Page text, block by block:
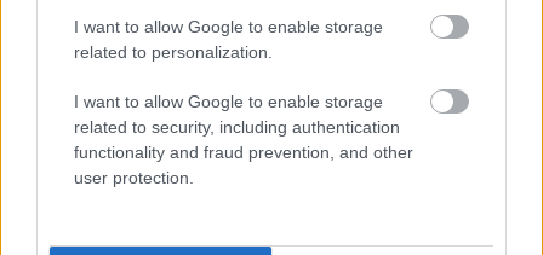
I want to allow Google to enable storage
related to personalization.
I want to allow Google to enable storage
related to security, including authentication
functionality and fraud prevention, and other
user protection.
Kulcsfontosságú szakaszhoz ért az
orosz-ukrán háború